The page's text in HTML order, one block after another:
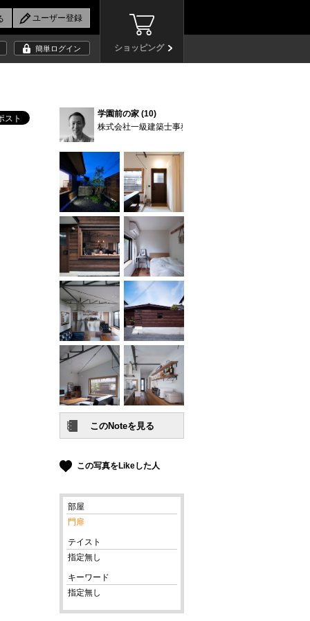
ショッピング
簡単ログイン
学園前の家 (10)
株式会社一級建築士事務所設計組織DNA
この写真をLikeした人
部屋
門扉
テイスト
指定無し
キーワード
指定無し